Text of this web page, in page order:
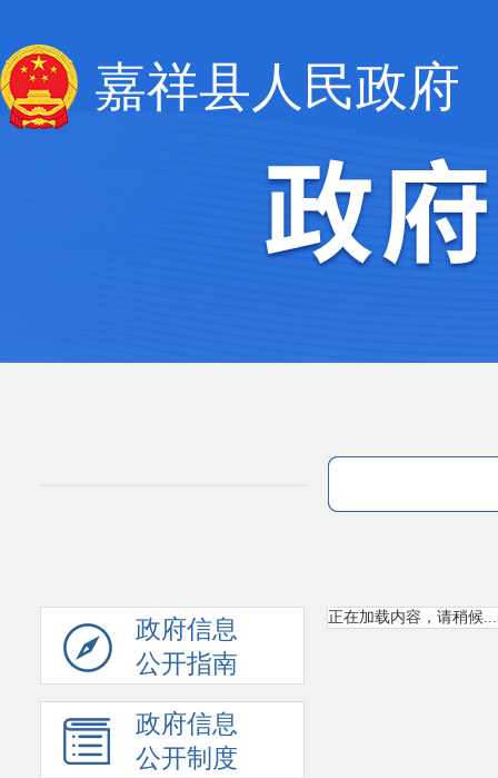
嘉祥县人民政府
政府信息
公开指南
政府信息
公开制度
正在加载内容，请稍候...